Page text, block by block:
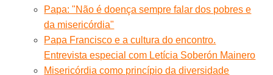
Papa: "Não é doença sempre falar dos pobres e
da misericórdia"
Papa Francisco e a cultura do encontro.
Entrevista especial com Letícia Soberón Mainero
Misericórdia como princípio da diversidade